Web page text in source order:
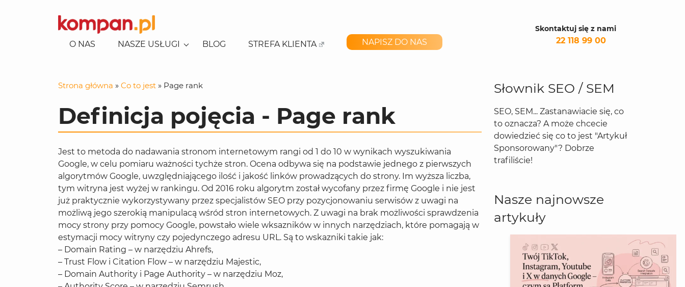
O NAS
NASZE USŁUGI
POZYCJONOWANIE
POZYCJONOWANIE SKLEPÓW
KAMPANIE REKLAMOWE
REKLAMA W GOOGLE
REKLAMA NA FACEBOOKU
REKLAMA NA TIKTOKU
CONSENT MODE
SOCIAL MEDIA
BUDOWA STRON I APLIKACJI
E-COMMERCE
GENEROWANIE LEADÓW
ANALITYKA
BLOG STREFA KLIENTA NAPISZ DO NAS
Skontaktuj się z nami
22 118 99 00
Strona główna » Co to jest » Page rank
Definicja pojęcia - Page rank
Jest to metoda do nadawania stronom internetowym rangi od 1 do 10 w wynikach wyszukiwania
Google, w celu pomiaru ważności tychże stron. Ocena odbywa się na podstawie jednego z pierwszych
algorytmów Google, uwzględniającego ilość i jakość linków prowadzących do strony. Im wyższa liczba,
tym witryna jest wyżej w rankingu. Od 2016 roku algorytm został wycofany przez firmę Google i nie jest
już praktycznie wykorzystywany przez specjalistów SEO przy pozycjonowaniu serwisów z uwagi na
możliwą jego szerokią manipulacą wśród stron internetowych. Z uwagi na brak możliwości sprawdzenia
mocy strony przy pomocy Google, powstało wiele wksazników w innych narzędziach, które pomagają w
estymacji mocy witryny czy pojedynczego adresu URL. Są to wskazniki takie jak:
– Domain Rating – w narzędziu Ahrefs,
– Trust Flow i Citation Flow – w narzędziu Majestic,
– Domain Authority i Page Authority – w narzędziu Moz,
Słownik SEO / SEM
SEO, SEM... Zastanawiacie się, co
to oznacza? A może chcecie
dowiedzieć się co to jest "Artykuł
Sponsorowany"? Dobrze
trafiliście!
Nasze najnowsze
artykuły